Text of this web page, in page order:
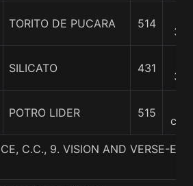
TORITO DE PUCARA 514
3/4
SILICATO 431
3/4
POTRO LIDER 515
C.C., 9. VISION AND VERSE-